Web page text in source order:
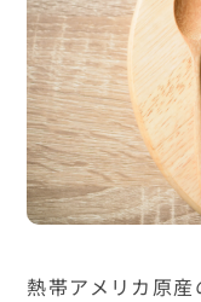
熱帯アメリカ原